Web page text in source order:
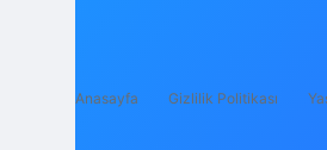
Anasayfa Gizlilik Politikası